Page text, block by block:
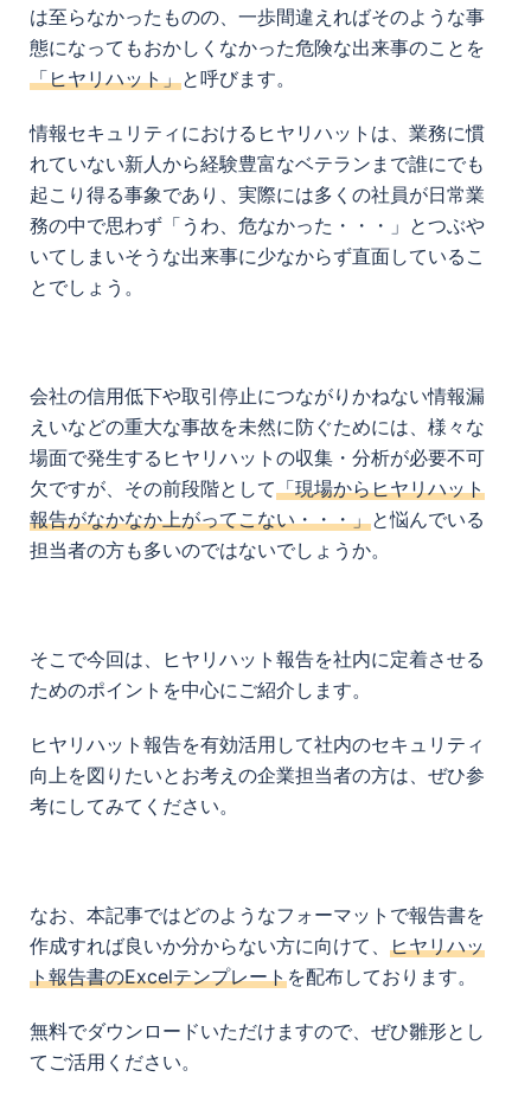
は至らなかったものの、一歩間違えればそのような事
態になってもおかしくなかった危険な出来事のことを
「ヒヤリハット」と呼びます。
情報セキュリティにおけるヒヤリハットは、業務に慣
れていない新人から経験豊富なベテランまで誰にでも
起こり得る事象であり、実際には多くの社員が日常業
務の中で思わず「うわ、危なかった・・・」とつぶや
いてしまいそうな出来事に少なからず直面しているこ
とでしょう。
会社の信用低下や取引停止につながりかねない情報漏
えいなどの重大な事故を未然に防ぐためには、様々な
場面で発生するヒヤリハットの収集・分析が必要不可
欠ですが、その前段階として「現場からヒヤリハット
報告がなかなか上がってこない・・・」と悩んでいる
担当者の方も多いのではないでしょうか。
そこで今回は、ヒヤリハット報告を社内に定着させる
ためのポイントを中心にご紹介します。
ヒヤリハット報告を有効活用して社内のセキュリティ
向上を図りたいとお考えの企業担当者の方は、ぜひ参
考にしてみてください。
なお、本記事ではどのようなフォーマットで報告書を
作成すれば良いか分からない方に向けて、 ヒヤリハッ
ト報告書のExcelテンプレートを配布しております。
無料でダウンロードいただけますので、ぜひ雛形とし
てご活用ください。